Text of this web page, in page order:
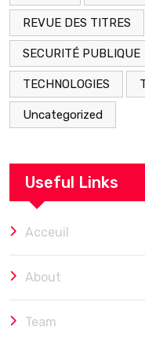
REVUE DES TITRES
SECURITÉ PUBLIQUE
TECHNOLOGIES
Uncategorized
Useful Links
Acceuil
About
Team